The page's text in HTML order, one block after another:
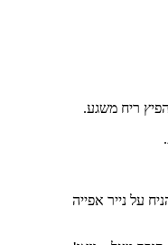
ריח משגע.
על נייר אפייה